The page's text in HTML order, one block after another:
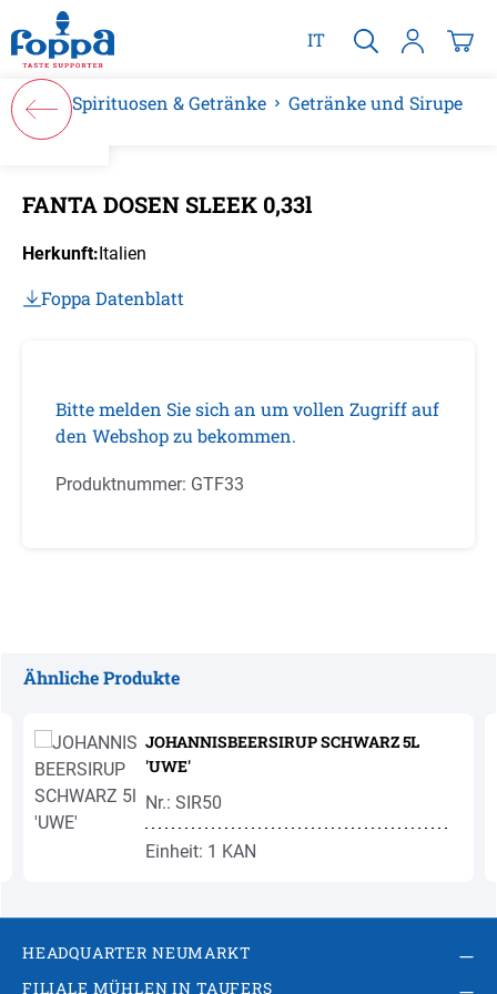
springen
IT
Spirituosen & Getränke Getränke und Sirupe
FANTA DOSEN SLEEK 0,33l
Herkunft:Italien
Foppa Datenblatt
Bitte melden Sie sich an um vollen Zugriff auf
den Webshop zu bekommen.
Produktnummer: GTF33
Ähnliche Produkte
JOHANNISBEERSIRUP SCHWARZ 5L
'UWE'
Nr.: SIR50
Einheit: 1 KAN
HEADQUARTER NEUMARKT
FILIALE MÜHLEN IN TAUFERS